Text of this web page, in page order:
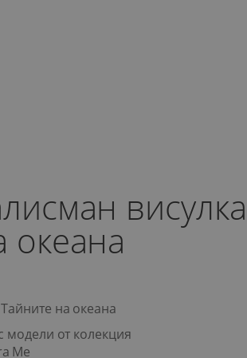
висулка
океана
на океана
модели от колекция
Me